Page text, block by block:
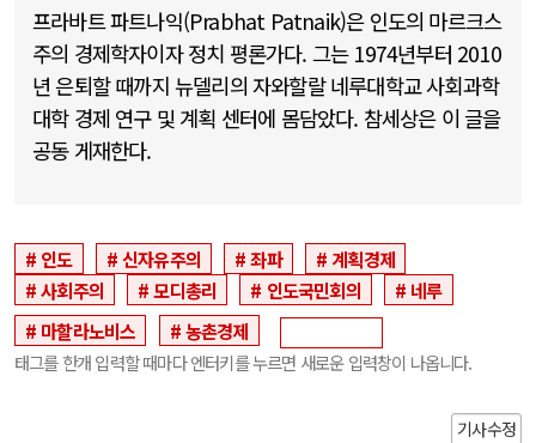
프라바트 파트나익(Prabhat Patnaik)은 인도의 마르크스
주의 경제학자이자 정치 평론가다. 그는 1974년부터 2010
년 은퇴할 때까지 뉴델리의 자와할랄 네루대학교 사회과학
대학 경제 연구 및 계획 센터에 몸담았다. 참세상은 이 글을
공동 게재한다.
인도 신자유주의 좌파
계획경제
사회주의
모디총리 인도국민회의
네루
마할라노비스
농촌경제
태그를 한개 입력할 때마다 엔터키를 누르면 새로운 입력창이 나옵니다.
기사수정